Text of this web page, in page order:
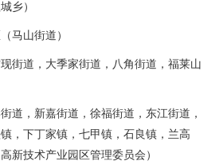
乡）
马山街道）
街道，大季家街道，八角街道，福莱山
道，新嘉街道，徐福街道，东江街道，
，下丁家镇，七甲镇，石良镇，兰高
新技术产业园区管理委员会）